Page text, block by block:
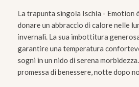
La trapunta singola Ischia - Emotion
donare un abbraccio di calore nelle
invernali. La sua imbottitura
garantire una temperatura
sogni in un nido di serena
promessa di benessere, notte dopo